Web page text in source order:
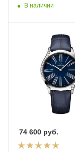
В наличии
74 600 руб.